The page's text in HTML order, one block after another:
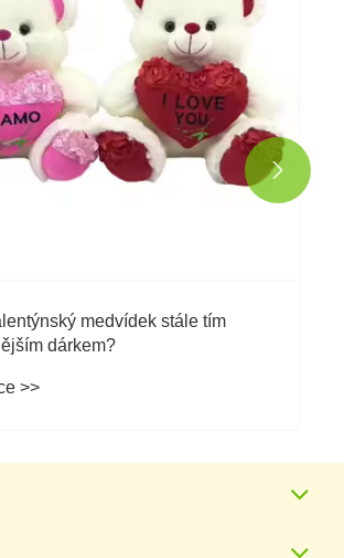
medvídek stále tím
dárkem?
>>
